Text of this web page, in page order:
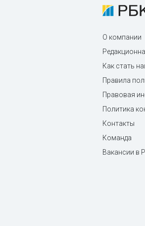
О компании
Как стать
Правила
Правовая
Политика
Контакты
Команда
Вакансии в